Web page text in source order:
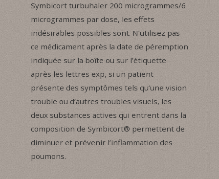
Symbicort turbuhaler 200 microgrammes/6
microgrammes par dose, les effets
indésirables possibles sont. N’utilisez pas
ce médicament après la date de péremption
indiquée sur la boîte ou sur l’étiquette
après les lettres exp, si un patient
présente des symptômes tels qu’une vision
trouble ou d’autres troubles visuels, les
deux substances actives qui entrent dans la
composition de Symbicort® permettent de
diminuer et prévenir l’inflammation des
poumons.